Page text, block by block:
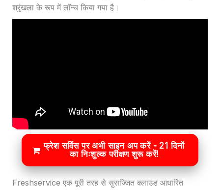
श्रृंखला के रूप में लॉन्च किया गया है।
फ्रेश सर्विस पर अभी साइन अप करें - 21 दिनों
का निःशुल्क परीक्षण शुरू करें!
Freshservice एक पूरी तरह से सुसज्जित क्लाउड आधारित